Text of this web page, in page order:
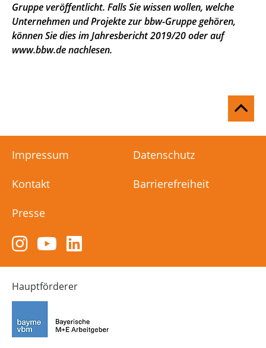
Gruppe veröffentlicht. Falls Sie wissen wollen, welche
Unternehmen und Projekte zur bbw-Gruppe gehören,
können Sie dies im Jahresbericht 2019/20 oder auf
www.bbw.denachlesen.
Impressum Datenschutz
Kontakt Barrierefreiheit
Presse
Zum
Instagram-
Kanal
von
Technik-
in
Bayern
Zum
YouTube-
Kanal
von
LinkedIn-
Kanal
Hauptförderer